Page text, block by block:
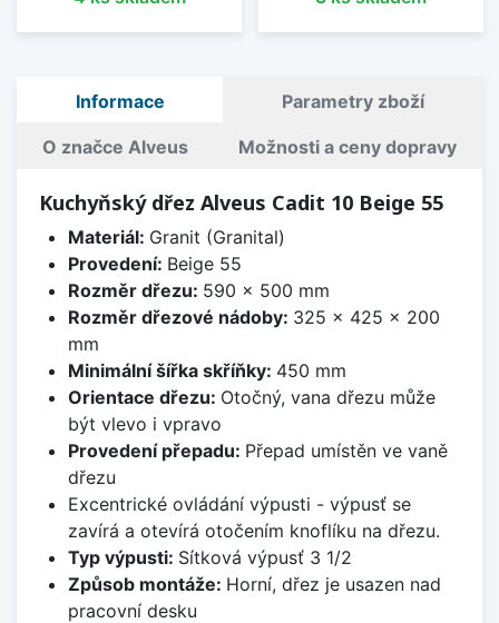
Informace Parametry zboží
O značce Alveus Možnosti a ceny dopravy
Kuchyňský dřez Alveus Cadit 10 Beige 55
Materiál: Granit (Granital)
Provedení: Beige 55
Rozměr dřezu: 590 x 500 mm
Rozměr dřezové nádoby: 325 x 425 x 200
mm
Minimální šířka skříňky: 450 mm
Orientace dřezu: Otočný, vana dřezu může
být vlevo i vpravo
Provedení přepadu: Přepad umístěn ve vaně
dřezu
Excentrické ovládání výpusti - výpusť se
zavírá a otevírá otočením knoflíku na dřezu.
Typ výpusti: Sítková výpusť 3 1/2
Způsob montáže: Horní, dřez je usazen nad
pracovní desku